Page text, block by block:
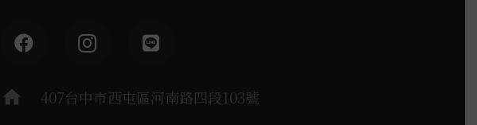
home 407台中市西屯區河南路四段103號